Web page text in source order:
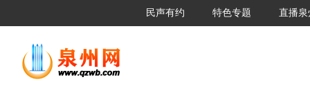
民声有约 特色专题 直播泉